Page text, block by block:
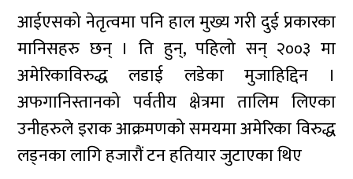
आईएसको नेतृत्वमा पनि हाल मुख्य गरी दुई प्रकारका
मानिसहरु छन् । ति हुन्, पहिलो सन् २००३ मा
अमेरिकाविरुद्ध लडाई लडेका मुजाहिद्दिन ।
अफगानिस्तानको पर्वतीय क्षेत्रमा तालिम लिएका
उनीहरुले इराक आक्रमणको समयमा अमेरिका विरुद्ध
लड्नका लागि हजारौं टन हतियार जुटाएका थिए